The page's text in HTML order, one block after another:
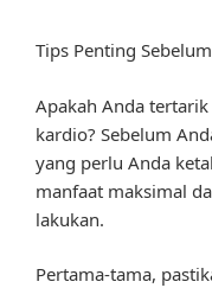
Tips Penting
Apakah Anda
kardio? Sebelum
yang perlu Anda
manfaat maksimal
lakukan.
Pertama-tama,